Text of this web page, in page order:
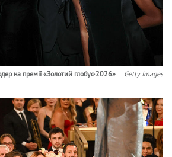
на премії «Золотий глобус-2026» Getty Images